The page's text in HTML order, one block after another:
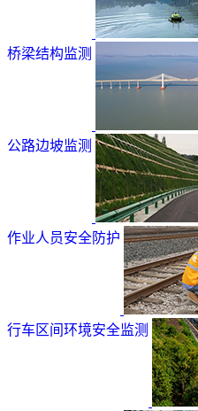
桥梁结构监测
公路边坡监测
作业人员安全防护
行车区间环境安全监测